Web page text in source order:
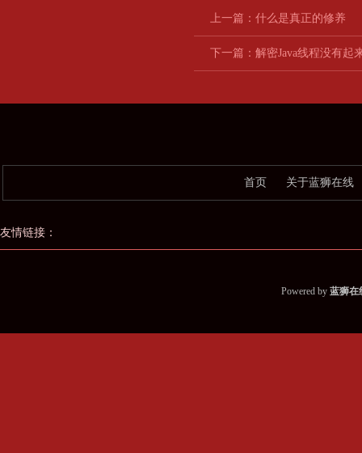
上一篇： 什么是真正的修养
下一篇： 解密Java线程没有起
首页 关于蓝狮在线
友情链接：
Powered by 蓝狮在